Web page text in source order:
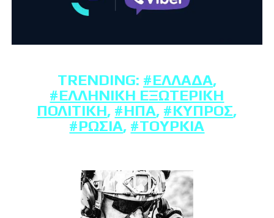
TRENDING: #ΕΛΛΆΔΑ,
#ΕΛΛΗΝΙΚΉ ΕΞΩΤΕΡΙΚΉ
ΠΟΛΙΤΙΚΉ, #ΗΠΑ, #ΚΎΠΡΟΣ,
#ΡΩΣΊΑ, #ΤΟΥΡΚΊΑ